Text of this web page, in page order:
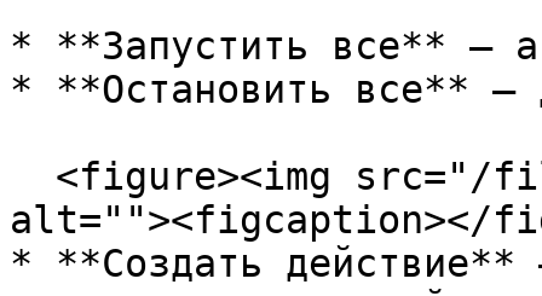
* **Запустить все** —
* **Остановить все** —
alt=""><figcaption></
* **Создать действие**